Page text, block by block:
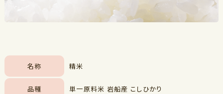
名称 精米
品種 単一原料米 岩船産 こしひかり